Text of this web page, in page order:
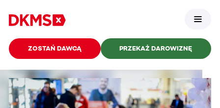
ZOSTAŃ DAWCĄ PRZEKAŻ DAROWIZNĘ